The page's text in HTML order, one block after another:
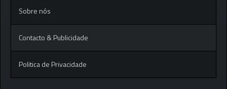
Sobre nós
Contacto & Publicidade
Politica de Privacidade